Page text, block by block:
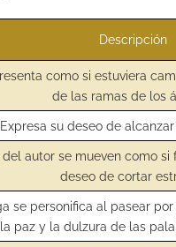
Descripción
como si estuviera
de las ramas de los
Expresa su deseo de
autor se mueven como si
deseo de cortar
se personifica al pasear
paz y la dulzura de las